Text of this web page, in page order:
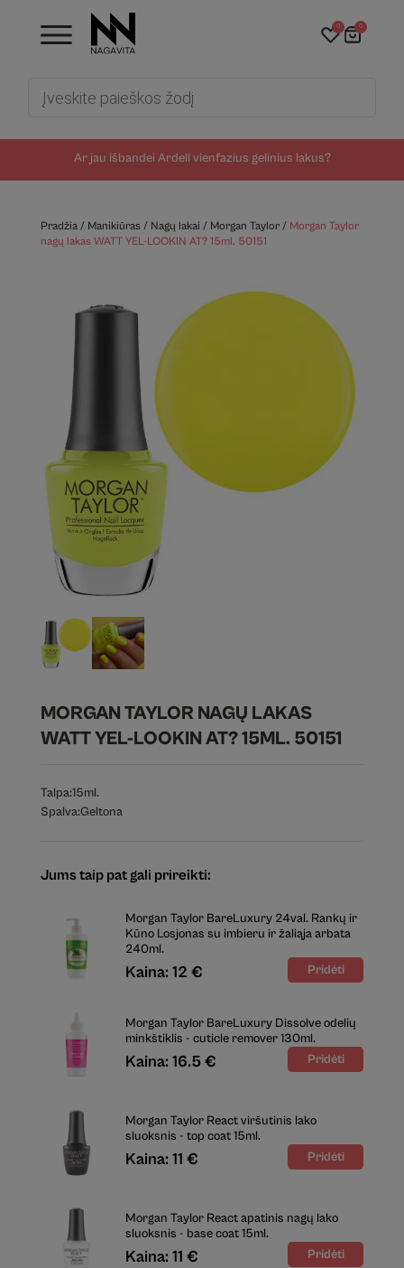
Ar jau išbandei Ardell vienfazius gelinius lakus?
0 0
Pradžia/ Manikiūras/ Nagų lakai / Morgan Taylor/ Morgan Taylor
nagų lakas WATT YEL-LOOKIN AT? 15ml. 50151
MORGAN TAYLOR NAGŲ LAKAS
WATT YEL-LOOKIN AT? 15ML. 50151
Talpa:15ml.
Spalva:Geltona
Jums taip pat gali prireikti:
Morgan Taylor BareLuxury 24val. Rankų ir
Kūno Losjonas su imbieru ir žaliąja arbata
240ml.
Kaina: 12 €
Morgan Taylor BareLuxury Dissolve odelių
minkštiklis - cuticle remover 130ml.
Kaina: 16.5 €
Morgan Taylor React viršutinis lako
sluoksnis - top coat 15ml.
Kaina: 11 €
Morgan Taylor React apatinis nagų lako
sluoksnis - base coat 15ml.
Kaina: 11 €